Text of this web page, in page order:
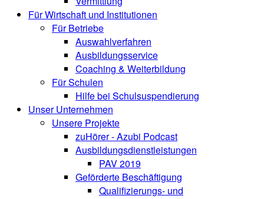
Für Wirtschaft und Institutionen
Für Betriebe
Auswahlverfahren
Ausbildungsservice
Coaching & Weiterbildung
Für Schulen
Hilfe bei Schulsuspendierung
Unser Unternehmen
Unsere Projekte
zuHörer - Azubi Podcast
Ausbildungsdienstleistungen
PAV 2019
Geförderte Beschäftigung
Qualifizierungs- und